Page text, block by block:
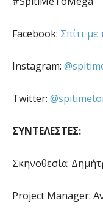
Facebook: Σπίτι με
Instagram:
Twitter:
ΣΥΝΤΕΛΕΣΤΕΣ:
Σκηνοθεσία:
Project Manager: